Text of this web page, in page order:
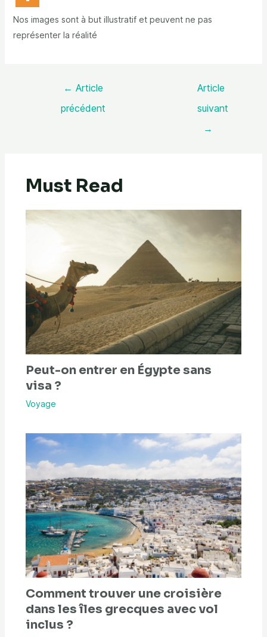
Nos images sont à but illustratif et peuvent ne pas
représenter la réalité
← Article
précédent
Article
suivant
→
Must Read
Peut-on entrer en Égypte sans
visa ?
Voyage
Comment trouver une croisière
dans les îles grecques avec vol
inclus ?